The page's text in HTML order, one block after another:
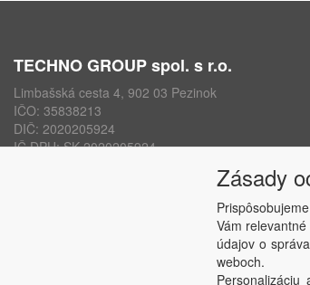
TECHNO GROUP spol. s r.o.
Limbašská cesta 4, 902 03 Pezinok
IČO: 35838213
DIČ: 2020205924
IČ DPH: SK 2020205924
Zásady
Vám
údajov o
weboch.